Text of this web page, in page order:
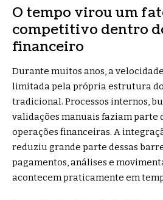
O tempo virou um
competitivo dentro
financeiro
Durante muitos anos, a
limitada pela própria estrutura
tradicional. Processos internos,
validações manuais faziam parte
operações financeiras. A
reduziu grande parte dessas
pagamentos, análises e
acontecem praticamente em